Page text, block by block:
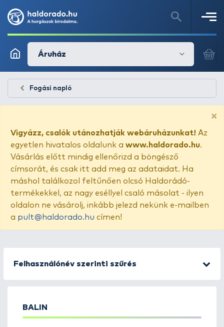
Áruház
Fogási napló
×
Vigyázz, csalók utánozhatják webáruházunkat! Az
egyetlen hivatalos oldalunk a www.haldorado.hu.
Vásárlás előtt mindig ellenőrizd a böngésző
címsorát, és csak itt add meg az adataidat. Ha
máshol találkozol feltűnően olcsó Haldorádó-
termékekkel, az nagy eséllyel csaló másolat - ilyen
oldalon ne vásárolj, inkább jelezd nekünk e-mailben
a pult@haldorado.hu címen!
Felhasználónév szerinti szűrés
BALIN